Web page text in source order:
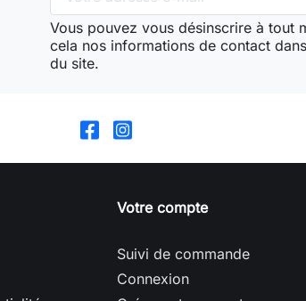
Vous pouvez vous désinscrire à tout
cela nos informations de contact
du site.
Votre compte
Suivi de commande
Connexion